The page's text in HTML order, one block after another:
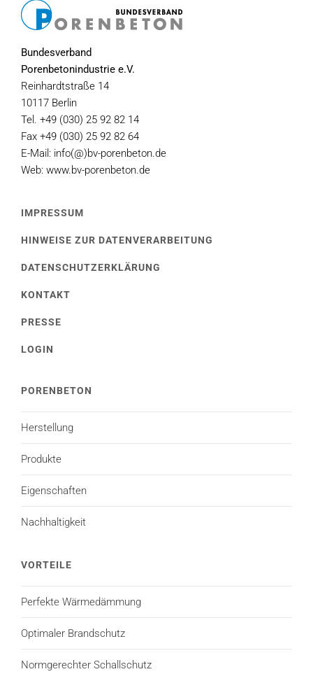
Bundesverband
Porenbetonindustrie e.V.
Reinhardtstraße 14
10117 Berlin
Tel. +49 (030) 25 92 82 14
Fax +49 (030) 25 92 82 64
E-Mail: info(@)bv-porenbeton.de
Web: www.bv-porenbeton.de
IMPRESSUM
HINWEISE ZUR DATENVERARBEITUNG
DATENSCHUTZERKLÄRUNG
KONTAKT
PRESSE
LOGIN
PORENBETON
Herstellung
Produkte
Eigenschaften
Nachhaltigkeit
VORTEILE
Perfekte Wärmedämmung
Optimaler Brandschutz
Normgerechter Schallschutz